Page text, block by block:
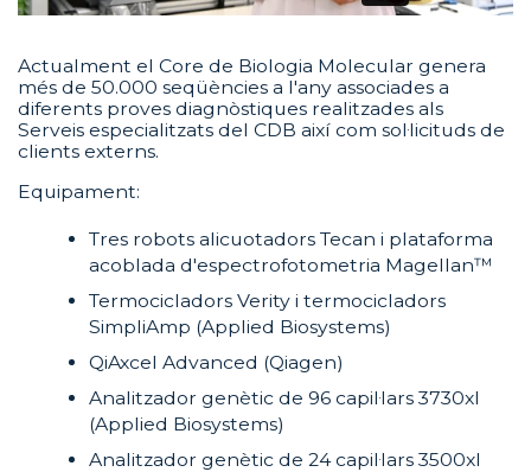
Actualment el Core de Biologia Molecular genera
més de 50.000 seqüències a l'any associades a
diferents proves diagnòstiques realitzades als
Serveis especialitzats del CDB així com sol·licituds de
clients externs.
Equipament:
Tres robots alicuotadors Tecan i plataforma
acoblada d'espectrofotometria Magellan™
Termocicladors Verity i termocicladors
SimpliAmp (Applied Biosystems)
QiAxcel Advanced (Qiagen)
Analitzador genètic de 96 capil·lars 3730xl
(Applied Biosystems)
Analitzador genètic de 24 capil·lars 3500xl